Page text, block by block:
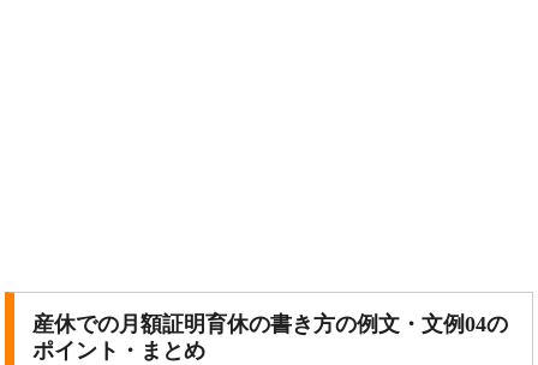
産休での月額証明育休の書き方の例文・文例04の
ポイント・まとめ